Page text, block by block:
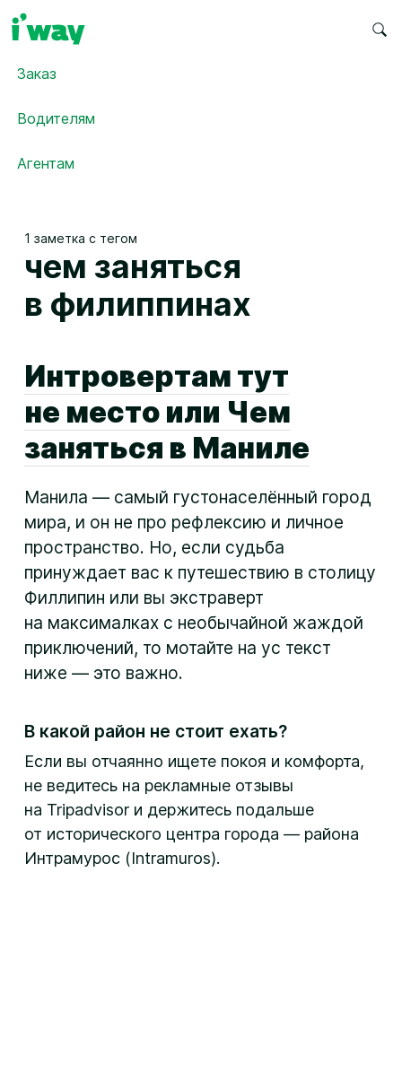
Заказ
Водителям
Агентам
1 заметка с тегом
чем заняться
в филиппинах
Интровертам тут
не место или Чем
заняться в Маниле
Манила — самый густонаселённый город
мира, и он не про рефлексию и личное
пространство. Но, если судьба
принуждает вас к путешествию в столицу
Филлипин или вы экстраверт
на максималках с необычайной жаждой
приключений, то мотайте на ус текст
ниже — это важно.
В какой район не стоит ехать?
Если вы отчаянно ищете покоя и комфорта,
не ведитесь на рекламные отзывы
на Tripadvisor и держитесь подальше
от исторического центра города — района
Интрамурос (Intramuros).